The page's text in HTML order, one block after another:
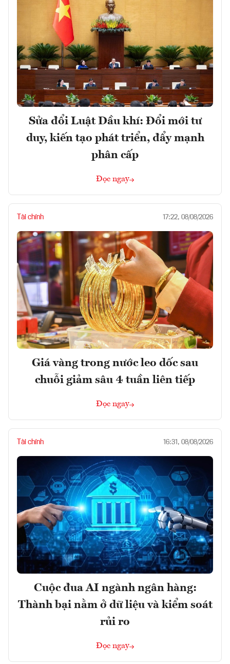
Sửa đổi Luật Dầu khí: Đổi mới tư
duy, kiến tạo phát triển, đẩy mạnh
phân cấp
Đọc ngay
Tài chính 17:22, 08/08/2026
Giá vàng trong nước leo dốc sau
chuỗi giảm sâu 4 tuần liên tiếp
Đọc ngay
Tài chính 16:31, 08/08/2026
Cuộc đua AI ngành ngân hàng:
Thành bại nằm ở dữ liệu và kiểm soát
rủi ro
Đọc ngay